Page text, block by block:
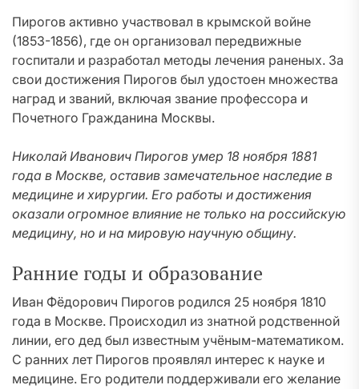
Пирогов активно участвовал в крымской войне
(1853-1856), где он организовал передвижные
госпитали и разработал методы лечения раненых. За
свои достижения Пирогов был удостоен множества
наград и званий, включая звание профессора и
Почетного Гражданина Москвы.
Николай Иванович Пирогов умер 18 ноября 1881
года в Москве, оставив замечательное наследие в
медицине и хирургии. Его работы и достижения
оказали огромное влияние не только на российскую
медицину, но и на мировую научную общину.
Ранние годы и образование
Иван Фёдорович Пирогов родился 25 ноября 1810
года в Москве. Происходил из знатной родственной
линии, его дед был известным учёным-математиком.
С ранних лет Пирогов проявлял интерес к науке и
медицине. Его родители поддерживали его желание